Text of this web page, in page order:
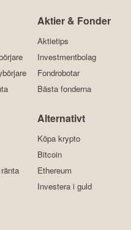
Aktier & Fonder
Aktietips
Investmentbolag
Fondrobotar
Bästa fonderna
Alternativt
Köpa krypto
Bitcoin
Ethereum
Investera i guld